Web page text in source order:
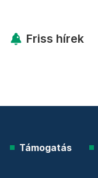
Friss hírek
Támogatás